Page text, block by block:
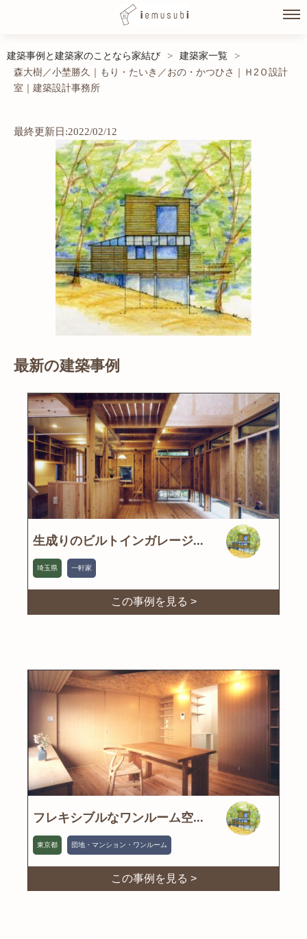
to
content
建築事例と建築家のことなら家結び > 建築家一覧
>
森大樹／小埜勝久｜もり・たいき／おの・かつひさ｜Ｈ2Ｏ設計
室｜建築設計事務所
最終更新日:2022/02/12
最新の建築事例
生成りのビルトインガレージ...
埼玉県 一軒家
この事例を見る >
フレキシブルなワンルーム空...
東京都 団地・マンション・ワンルーム
この事例を見る >